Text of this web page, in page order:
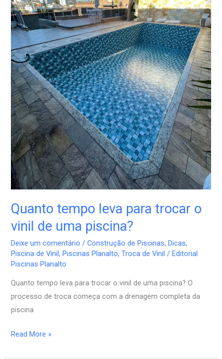
Quanto tempo leva para trocar o
vinil de uma piscina?
Deixe um comentário /Construção de Piscinas,Dicas,
Piscina de Vinil,Piscinas Planalto,Troca de Vinil /Editorial
Piscinas Planalto
Quanto tempo leva para trocar o vinil de uma piscina? O
processo de troca começa com a drenagem completa da
piscina
vinil
de
uma
piscina?
Read More »